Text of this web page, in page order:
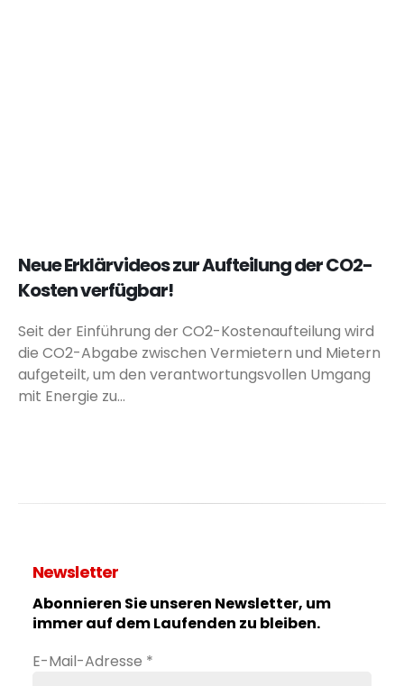
Neue Erklärvideos zur Aufteilung der CO2-
Kosten verfügbar!
Seit der Einführung der CO2-Kostenaufteilung wird
die CO2-Abgabe zwischen Vermietern und Mietern
aufgeteilt, um den verantwortungsvollen Umgang
mit Energie zu...
Newsletter
Abonnieren Sie unseren Newsletter, um
immer auf dem Laufenden zu bleiben.
E-Mail-Adresse *